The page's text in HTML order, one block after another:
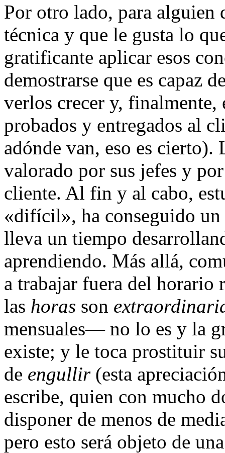
Por otro lado, para alguien
técnica y que le gusta lo
gratificante aplicar esos
demostrarse que es capaz
verlos crecer y,
probados y entregados al
adónde van, eso es
valorado por sus jefes y
cliente. Al fin y al cabo,
«difícil», ha conseguido un
lleva un tiempo
aprendiendo. Más allá,
a trabajar fuera del horario
las horas son
mensuales— no lo es y la
existe; y le toca prostituir
de engullir(esta
escribe, quien con mucho
disponer de menos de
pero esto será objeto de